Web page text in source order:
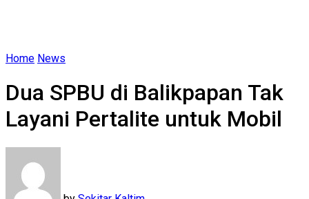
Home News
Dua SPBU di Balikpapan Tak
Layani Pertalite untuk Mobil